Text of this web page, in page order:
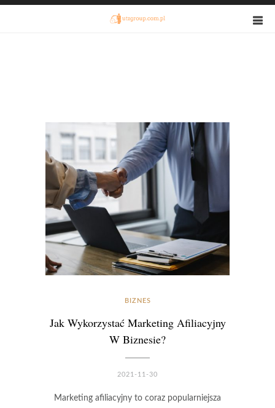
BIZNES
Jak Wykorzystać Marketing Afiliacyjny
W Biznesie?
2021-11-30
Marketing afiliacyjny to coraz popularniejsza